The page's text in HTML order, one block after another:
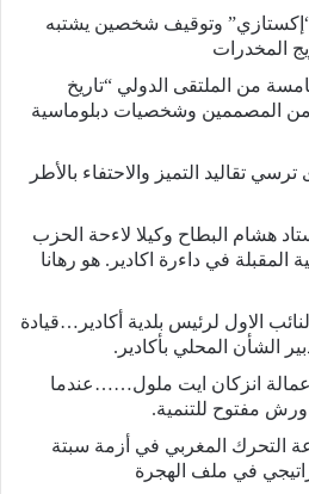
7300 قرص “إكستازي” وتوقيف شخصين يشتبه
المخدرات
من الملتقى الدولي “تاريخ
من المصممين وشخصيات دبلوماسية
ترسي تقاليد التميز والاحتفاء بالأطر
هشام البطاح وكيلا لاءحة الحزب
المقبلة في داءرة اكادير. هو رهانا
الاول لرئيس بلدية أكادير…قيادة
الشأن المحلي بأكادير.
انزكان ايت ملول……عندما
ورش مفتوح للتنمية.
التحرك المغربي في أزمة سبتة
في ملف الهجرة